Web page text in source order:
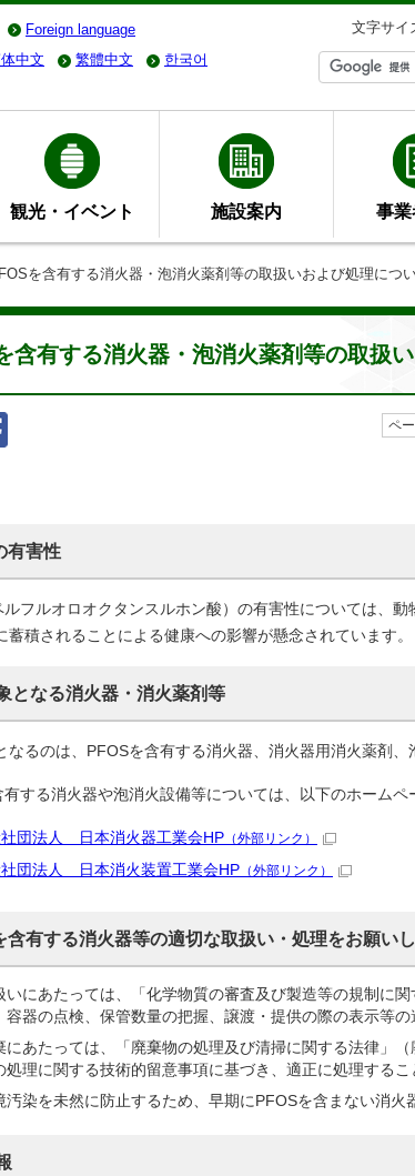
Foreign language 文字サイ
中文 繁體中文 한국어
観光・イベント 施設案内 事業
を含有する消火器・泡消火薬剤等の取扱いおよび処理につ
含有する消火器・泡消火薬剤等の取扱
ペ
有害性
ルフルオロオクタンスルホン酸）の有害性については、
蓄積されることによる健康への影響が懸念されています。
となる消火器・消火薬剤等
なるのは、PFOSを含有する消火器、消火器用消火薬剤、
有する消火器や泡消火設備等については、以下のホームペ
団法人 日本消火器工業会HP （外部リンク）
団法人 日本消火装置工業会HP （外部リンク）
含有する消火器等の適切な取扱い・処理をお願いし
いにあたっては、「化学物質の審査及び製造等の規制に
容器の点検、保管数量の把握、譲渡・提供の際の表示等の
にあたっては、「廃棄物の処理及び清掃に関する法律」
処理に関する技術的留意事項に基づき、適正に処理するこ
汚染を未然に防止するため、早期にPFOSを含まない消火